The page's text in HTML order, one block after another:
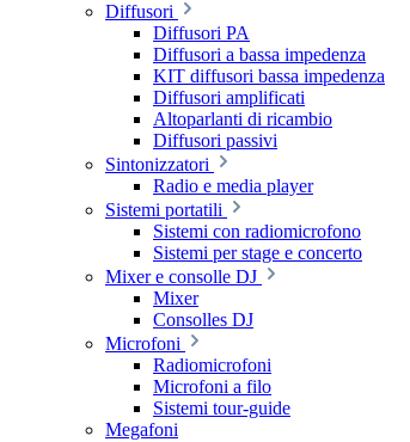
Diffusori
Diffusori PA
Diffusori a bassa impedenza
KIT diffusori bassa impedenza
Diffusori amplificati
Altoparlanti di ricambio
Diffusori passivi
Sintonizzatori
Radio e media player
Sistemi portatili
Sistemi con radiomicrofono
Sistemi per stage e concerto
Mixer e consolle DJ
Mixer
Consolles DJ
Microfoni
Radiomicrofoni
Microfoni a filo
Sistemi tour-guide
Megafoni